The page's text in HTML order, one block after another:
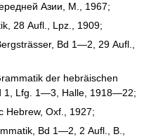
Азии, М., 1967;
28 Aufl., Lpz., 1909;
Bd 1—2, 29 Aufl.,
der hebräischen
1, Lfg. 1—3, Halle, 1918—22;
Hebrew, Oxf., 1927;
Bd 1—2, 2 Aufl., B.,